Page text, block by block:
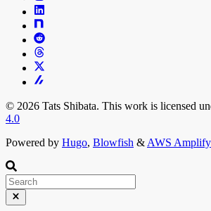
© 2026 Tats Shibata. This work is licensed
4.0
Powered by Hugo, Blowfish & AWS Amplify